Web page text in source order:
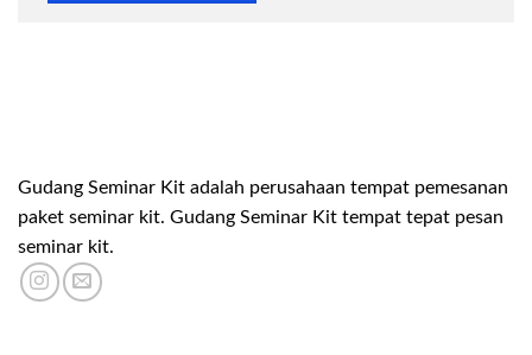
Gudang Seminar Kit adalah perusahaan tempat pemesanan
paket seminar kit. Gudang Seminar Kit tempat tepat pesan
seminar kit.